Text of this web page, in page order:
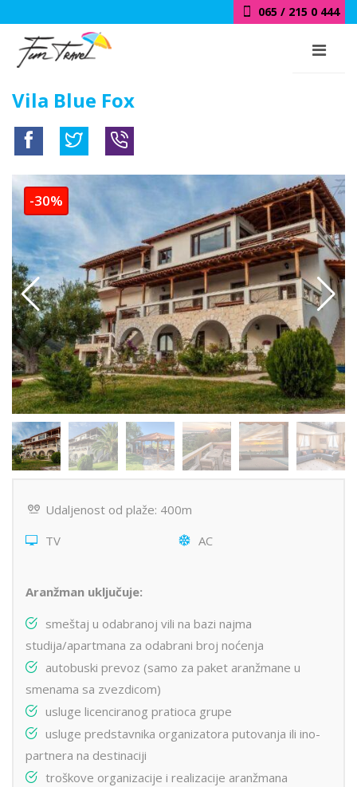
Vila Blue Fox
-30%
Udaljenost od plaže: 400m
TV
AC
Aranžman uključuje:
smeštaj u odabranoj vili na bazi najma
studija/apartmana za odabrani broj noćenja
autobuski prevoz (samo za paket aranžmane u
smenama sa zvezdicom)
usluge licenciranog pratioca grupe
usluge predstavnika organizatora putovanja ili ino-
partnera na destinaciji
troškove organizacije i realizacije aranžmana